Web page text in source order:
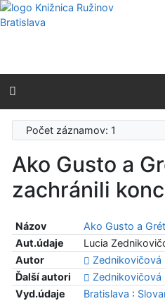
Prejsť na obsah
Prejsť na menu
Prehlásenie o webovej
Počet záznamov: 1
Ako Gusto a
zachránili
Názov
Ako Gusto a
Aut.údaje
Lucia
Autor
Zednikovičová
Ďalší autori
Zednikovičová
Vyd.údaje
Bratislava :